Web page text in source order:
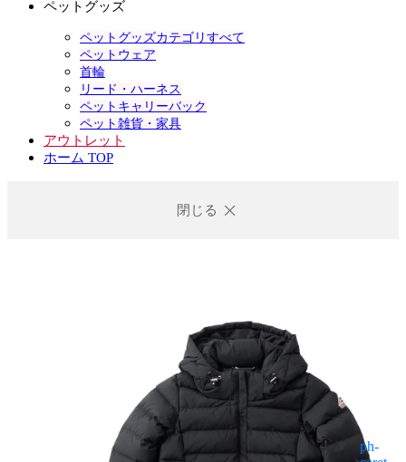
ペットグッズ
ペットグッズカテゴリすべて
ペットウェア
首輪
リード・ハーネス
ペットキャリーバック
ペット雑貨・家具
アウトレット
ホーム TOP
閉じる